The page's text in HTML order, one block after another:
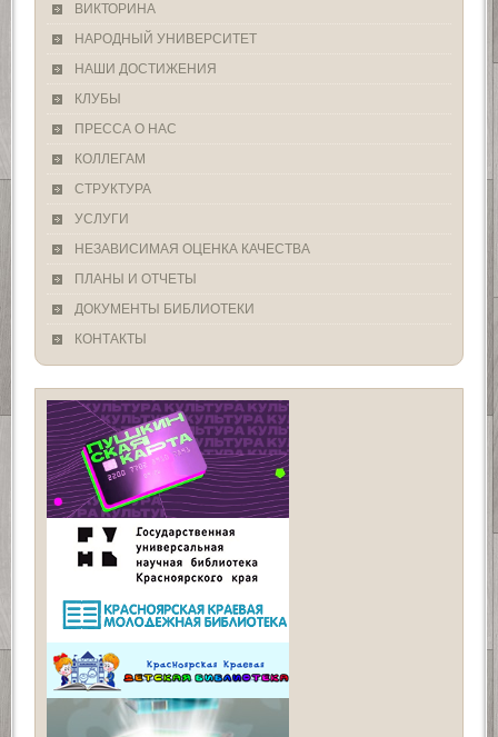
ВИКТОРИНА
НАРОДНЫЙ УНИВЕРСИТЕТ
НАШИ ДОСТИЖЕНИЯ
КЛУБЫ
ПРЕССА О НАС
КОЛЛЕГАМ
СТРУКТУРА
УСЛУГИ
НЕЗАВИСИМАЯ ОЦЕНКА КАЧЕСТВА
ПЛАНЫ И ОТЧЕТЫ
ДОКУМЕНТЫ БИБЛИОТЕКИ
КОНТАКТЫ